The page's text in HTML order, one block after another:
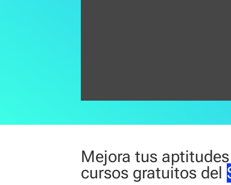
Mejora tus
cursos gratuitos del